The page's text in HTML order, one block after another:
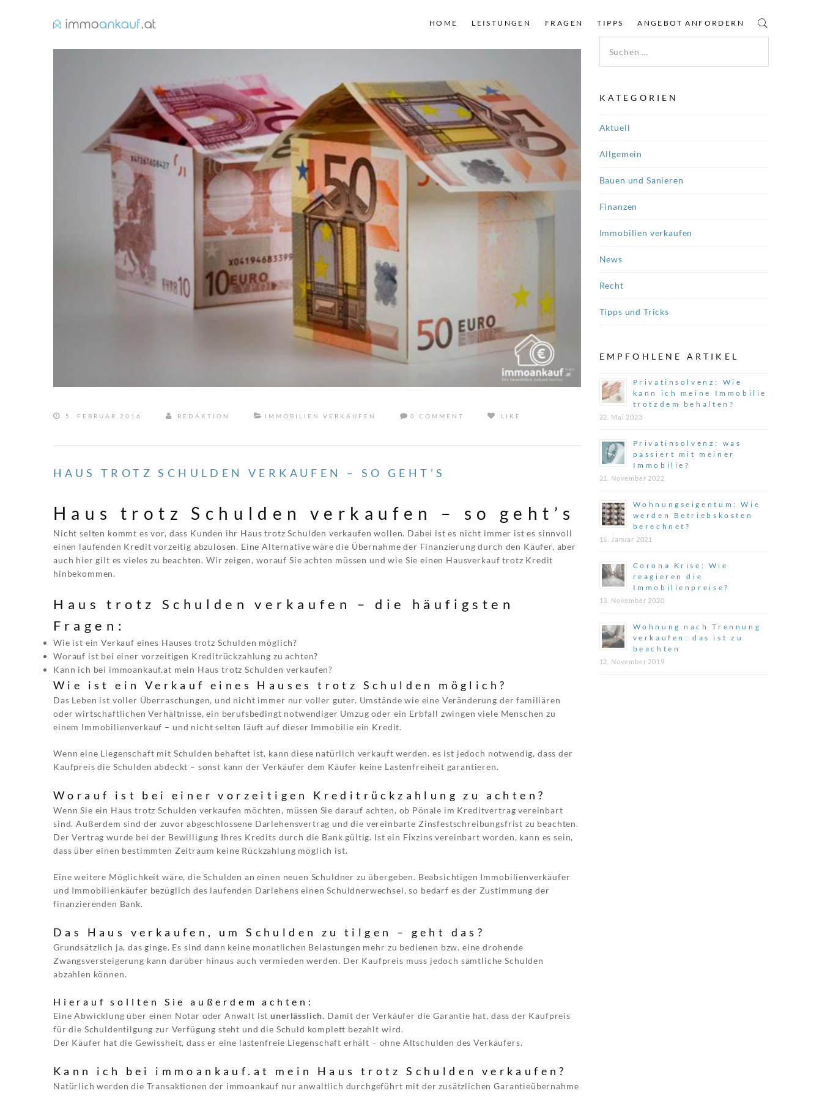
HOME LEISTUNGEN FRAGEN TIPPS ANGEBOT ANFORDERN
5. FEBRUAR 2016 REDAKTION IMMOBILIEN VERKAUFEN 0 COMMENT LIKE
HAUS TROTZ SCHULDEN VERKAUFEN – SO GEHT’S
Haus trotz Schulden verkaufen – so geht’s
Nicht selten kommt es vor, dass Kunden ihr Haus trotz Schulden verkaufen wollen. Dabei ist es nicht immer ist es sinnvoll
einen laufenden Kredit vorzeitig abzulösen. Eine Alternative wäre die Übernahme der Finanzierung durch den Käufer, aber
auch hier gilt es vieles zu beachten. Wir zeigen, worauf Sie achten müssen und wie Sie einen Hausverkauf trotz Kredit
hinbekommen.
Haus trotz Schulden verkaufen – die häufigsten
Fragen:
Wie ist ein Verkauf eines Hauses trotz Schulden möglich?
Worauf ist bei einer vorzeitigen Kreditrückzahlung zu achten?
Kann ich bei immoankauf.at mein Haus trotz Schulden verkaufen?
Wie ist ein Verkauf eines Hauses trotz Schulden möglich?
Das Leben ist voller Überraschungen, und nicht immer nur voller guter. Umstände wie eine Veränderung der familiären
oder wirtschaftlichen Verhältnisse, ein berufsbedingt notwendiger Umzug oder ein Erbfall zwingen viele Menschen zu
einem Immobilienverkauf – und nicht selten läuft auf dieser Immobilie ein Kredit.
Wenn eine Liegenschaft mit Schulden behaftet ist, kann diese natürlich verkauft werden. es ist jedoch notwendig, dass der
Kaufpreis die Schulden abdeckt – sonst kann der Verkäufer dem Käufer keine Lastenfreiheit garantieren.
Worauf ist bei einer vorzeitigen Kreditrückzahlung zu achten?
Wenn Sie ein Haus trotz Schulden verkaufen möchten, müssen Sie darauf achten, ob Pönale im Kreditvertrag vereinbart
sind. Außerdem sind der zuvor abgeschlossene Darlehensvertrag und die vereinbarte Zinsfestschreibungsfrist zu beachten.
Der Vertrag wurde bei der Bewilligung Ihres Kredits durch die Bank gültig. Ist ein Fixzins vereinbart worden, kann es sein,
dass über einen bestimmten Zeitraum keine Rückzahlung möglich ist.
Eine weitere Möglichkeit wäre, die Schulden an einen neuen Schuldner zu übergeben. Beabsichtigen Immobilienverkäufer
und Immobilienkäufer bezüglich des laufenden Darlehens einen Schuldnerwechsel, so bedarf es der Zustimmung der
finanzierenden Bank.
Das Haus verkaufen, um Schulden zu tilgen – geht das?
Grundsätzlich ja, das ginge. Es sind dann keine monatlichen Belastungen mehr zu bedienen bzw. eine drohende
Zwangsversteigerung kann darüber hinaus auch vermieden werden. Der Kaufpreis muss jedoch sämtliche Schulden
abzahlen können.
Hierauf sollten Sie außerdem achten:
Eine Abwicklung über einen Notar oder Anwalt istunerlässlich. Damit der Verkäufer die Garantie hat, dass der Kaufpreis
für die Schuldentilgung zur Verfügung steht und die Schuld komplett bezahlt wird.
Der Käufer hat die Gewissheit, dass er eine lastenfreie Liegenschaft erhält – ohne Altschulden des Verkäufers.
Kann ich bei immoankauf.at mein Haus trotz Schulden verkaufen?
Natürlich werden die Transaktionen der immoankauf nur anwaltlich durchgeführt mit der zusätzlichen Garantieübernahme
KATEGORIEN
Aktuell
Allgemein
Bauen und Sanieren
Finanzen
Immobilien verkaufen
News
Recht
Tipps und Tricks
EMPFOHLENE ARTIKEL
Privatinsolvenz: Wie
kann ich meine Immobilie
trotzdem behalten?
22. Mai 2023
Privatinsolvenz: was
passiert mit meiner
Immobilie?
21. November 2022
Wohnungseigentum: Wie
werden Betriebskosten
berechnet?
15. Januar 2021
Corona Krise: Wie
reagieren die
Immobilienpreise?
13. November 2020
Wohnung nach Trennung
verkaufen: das ist zu
beachten
12. November 2019